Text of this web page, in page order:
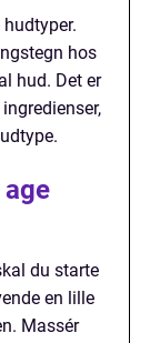
hos
hud. Det er
du starte
en lille
Massér